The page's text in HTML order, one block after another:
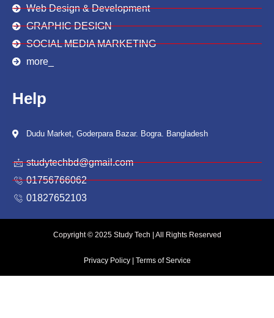
Web Design & Development
GRAPHIC DESIGN
SOCIAL MEDIA MARKETING
more_
Help
Dudu Market, Goderpara Bazar. Bogra. Bangladesh
studytechbd@gmail.com
01756766062
01827652103
Copyright © 2025 Study Tech | All Rights Reserved
Privacy Policy| Terms of Service